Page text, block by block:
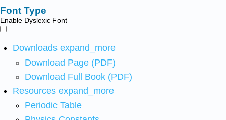
Font Type
Enable Dyslexic Font
Downloads expand_more
Download Page (PDF)
Download Full Book (PDF)
Resources expand_more
Periodic Table